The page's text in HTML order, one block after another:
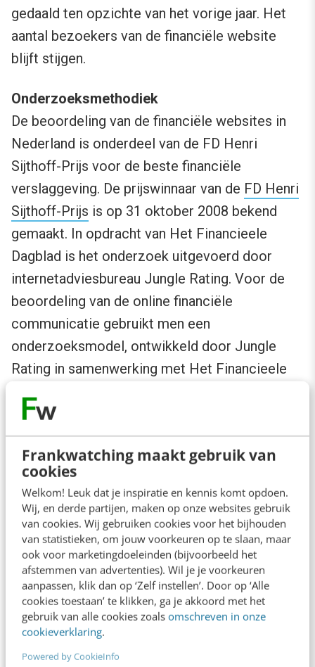
Frankwatching maakt gebruik van
cookies
Welkom! Leuk dat je inspiratie en kennis komt opdoen.
Wij, en derde partijen, maken op onze websites gebruik
van cookies. Wij gebruiken cookies voor het bijhouden
van statistieken, om jouw voorkeuren op te slaan, maar
ook voor marketingdoeleinden (bijvoorbeeld het
afstemmen van advertenties). Wil je je voorkeuren
aanpassen, klik dan op ‘Zelf instellen’. Door op ‘Alle
cookies toestaan’ te klikken, ga je akkoord met het
gebruik van alle cookies zoals omschreven in onze
cookieverklaring.
Powered by CookieInfo
gedaald ten opzichte van het vorige jaar. Het
aantal bezoekers van de financiële website
blijft stijgen.
Onderzoeksmethodiek
De beoordeling van de financiële websites in
Nederland is onderdeel van de FD Henri
Sijthoff-Prijs voor de beste financiële
verslaggeving. De prijswinnaar van de FD Henri
Sijthoff-Prijs is op 31 oktober 2008 bekend
gemaakt. In opdracht van Het Financieele
Dagblad is het onderzoek uitgevoerd door
internetadviesbureau Jungle Rating. Voor de
beoordeling van de online financiële
communicatie gebruikt men een
onderzoeksmodel, ontwikkeld door Jungle
Rating in samenwerking met Het Financieele
een groot aantal interviews met analisten,
journalisten, particuliere en institutionele
beleggers. Het model maakt onderscheid
tussen enerzijds website kwaliteit: de mate
waarin de website toegankelijk is, interactie
biedt, multimedia bevat en personaliseert en
anderzijds content toegankelijkheid: de mate
waarin de informatie op de website
beschikbaar is, toegankelijk is en geschikt is
gemaakt voor het web. In totaal meet het
model op 142 variabelen de kwaliteit van de
financiële website.